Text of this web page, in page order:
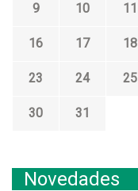
9 10 11
16 17 18
23 24 25
30
31
Novedades